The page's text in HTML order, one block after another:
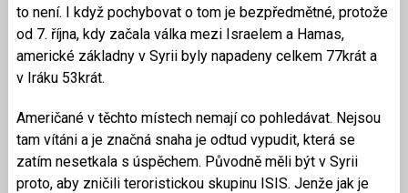
to není. I když pochybovat o tom je bezpředmětné, protože
od 7. října, kdy začala válka mezi Israelem a Hamas,
americké základny v Syrii byly napadeny celkem 77krát a
v Iráku 53krát.
Američané v těchto místech nemají co pohledávat. Nejsou
tam vítáni a je značná snaha je odtud vypudit, která se
zatím nesetkala s úspěchem. Původně měli být v Syrii
proto, aby zničili teroristickou skupinu ISIS. Jenže jak je